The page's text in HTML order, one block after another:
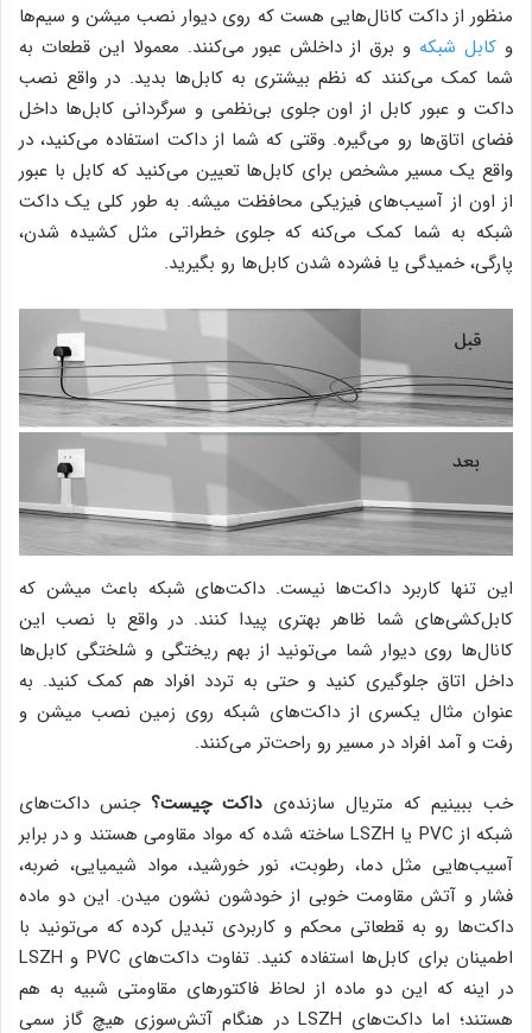
منظور از داکت کانال‌هایی هست که روی دیوار نصب میشن و سیم‌ها
و کابل شبکه و برق از داخلش عبور می‌کنند. معمولا این قطعات به
شما کمک می‌کنند که نظم بیشتری به کابل‌ها بدید. در واقع نصب
داکت و عبور کابل از اون جلوی بی‌نظمی و سرگردانی کابل‌ها داخل
فضای اتاق‌ها رو می‌گیره. وقتی که شما از داکت استفاده می‌کنید، در
واقع یک مسیر مشخص برای کابل‌ها تعیین می‌کنید که کابل با عبور
از اون از آسیب‌های فیزیکی محافظت میشه. به طور کلی یک داکت
شبکه به شما کمک می‌کنه که جلوی خطراتی مثل کشیده شدن،
پارگی، خمیدگی یا فشرده شدن کابل‌ها رو بگیرید.
این تنها کاربرد داکت‌ها نیست. داکت‌های شبکه باعث میشن که
کابل‌کشی‌های شما ظاهر بهتری پیدا کنند. در واقع با نصب این
کانال‌ها روی دیوار شما می‌تونید از بهم ریختگی و شلختگی کابل‌ها
داخل اتاق جلوگیری کنید و حتی به تردد افراد هم کمک کنید. به
عنوان مثال یکسری از داکت‌های شبکه روی زمین نصب میشن و
رفت و آمد افراد در مسیر رو راحت‌تر می‌کنند.
خب ببینیم که متریال سازنده‌یداکت چیست؟جنس داکت‌های
شبکه از PVC یا LSZH ساخته شده که مواد مقاومی هستند و در برابر
آسیب‌هایی مثل دما، رطوبت، نور خورشید، مواد شیمیایی، ضربه،
فشار و آتش مقاومت خوبی از خودشون نشون میدن. این دو ماده
داکت‌ها رو به قطعاتی محکم و کاربردی تبدیل کرده که می‌تونید با
اطمینان برای کابل‌ها استفاده کنید. تفاوت داکت‌های PVC و LSZH
در اینه که این دو ماده از لحاظ فاکتورهای مقاومتی شبیه به هم
هستند؛ اما داکت‌های LSZH در هنگام آتش‌سوزی هیچ گاز سمی